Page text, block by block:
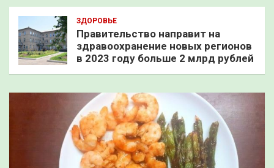
ЗДОРОВЬЕ
Правительство направит на
здравоохранение новых регионов
в 2023 году больше 2 млрд рублей